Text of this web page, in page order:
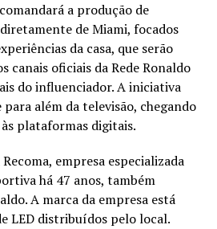
a produção de
de Miami, focados
da casa, que serão
oficiais da Rede Ronaldo
do influenciador. A iniciativa
além da televisão, chegando
plataformas digitais.
empresa especializada
há 47 anos, também
A marca da empresa está
LED distribuídos pelo local.